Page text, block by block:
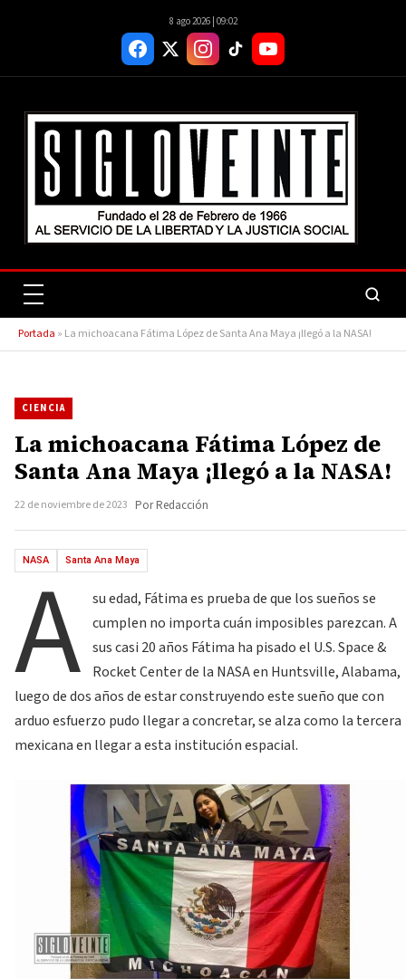
8 ago 2026 | 09:02
Portada » La michoacana Fátima López de Santa Ana Maya ¡llegó a la NASA!
CIENCIA
La michoacana Fátima López de
Santa Ana Maya ¡llegó a la NASA!
22 de noviembre de 2023 Por Redacción
NASA Santa Ana Maya
A
su edad, Fátima es prueba de que los sueños se
cumplen no importa cuán imposibles parezcan. A
sus casi 20 años Fátima ha pisado el U.S. Space &
Rocket Center de la NASA en Huntsville, Alabama,
luego de dos años de estar construyendo este sueño que con
arduo esfuerzo pudo llegar a concretar, se alza como la tercera
mexicana en llegar a esta institución espacial.